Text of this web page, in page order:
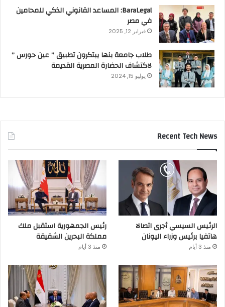
BaraLegal: المساعد القانوني الذكي للمحامين
في مصر
فبراير 12, 2025
طلاب جامعة بنها يبتكرون تطبيق ” عين حورس ”
لاكتشاف الحضارة المصرية القديمة
يوليو 15, 2024
Recent Tech News
الرئيس السيسي أجرى اتصالا
هاتفيا برئيس وزراء اليونان
منذ 3 أيام
رئيس الجمهورية استقبل ملك
مملكة البحرين الشقيقة
منذ 3 أيام